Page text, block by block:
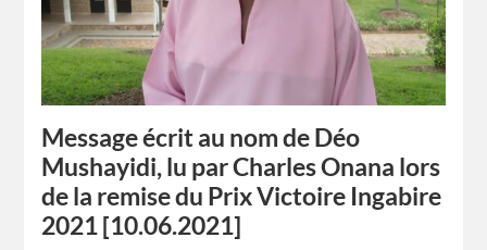
Message écrit au nom de Déo
Mushayidi, lu par Charles Onana lors
de la remise du Prix Victoire Ingabire
2021 [10.06.2021]